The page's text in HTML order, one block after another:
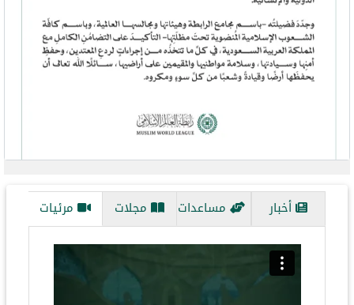
أخبار مساعدات مجلات مرئيات